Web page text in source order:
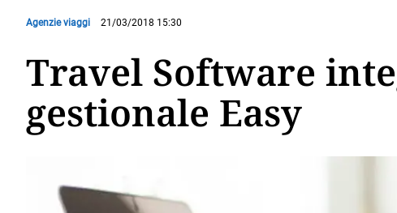
Agenzie viaggi 21/03/2018 15:30
Travel Software
gestionale Easy